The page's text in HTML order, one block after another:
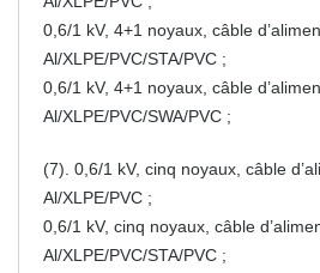
0,6/1 kV, 4+1 noyaux, câble
Al/XLPE/PVC/STA/PVC ;
0,6/1 kV, 4+1 noyaux, câble
Al/XLPE/PVC/SWA/PVC ;
(7). 0,6/1 kV, cinq noyaux, câble
Al/XLPE/PVC ;
0,6/1 kV, cinq noyaux, câble
Al/XLPE/PVC/STA/PVC ;